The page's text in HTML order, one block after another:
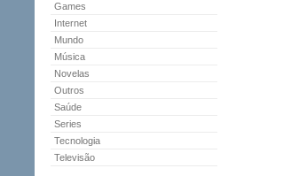
Games
Internet
Mundo
Música
Novelas
Outros
Saúde
Series
Tecnologia
Televisão